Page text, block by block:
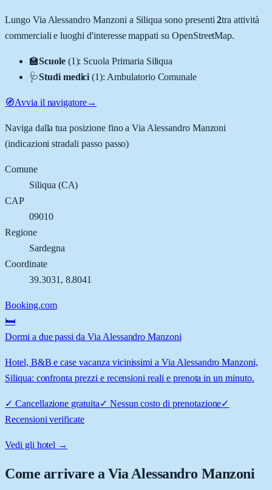
Lungo Via Alessandro Manzoni a Siliqua sono presenti 2tra attività
commerciali e luoghi d'interesse mappati su OpenStreetMap.
🏫Scuole (1): Scuola Primaria Siliqua
🩺Studi medici (1): Ambulatorio Comunale
🧭Avvia il navigatore→
Naviga dalla tua posizione fino aVia Alessandro Manzoni
(indicazioni stradali passo passo)
Comune
Siliqua (CA)
CAP
09010
Regione
Sardegna
Coordinate
39.3031 , 8.8041
Booking.com
🛏️
Dormi a due passi da Via Alessandro Manzoni
Hotel, B&B e case vacanza vicinissimi a Via Alessandro Manzoni,
Siliqua: confronta prezzi e recensioni reali e prenota in un minuto.
✓ Cancellazione gratuita✓ Nessun costo di prenotazione✓
Recensioni verificate
Vedi gli hotel →
Come arrivare aVia Alessandro Manzoni